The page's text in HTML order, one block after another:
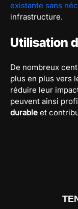
existante sans
infrastructure.
Utilisation
De nombreux
plus en plus vers
réduire leur
peuvent ainsi
durable et